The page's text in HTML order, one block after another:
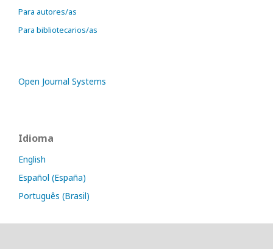
Para autores/as
Para bibliotecarios/as
Open Journal Systems
Idioma
English
Español (España)
Português (Brasil)